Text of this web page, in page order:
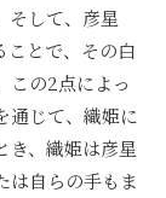
そして、彦星
ことで、その白
この2点によっ
通じて、織姫に
き、織姫は彦星
は自らの手もま